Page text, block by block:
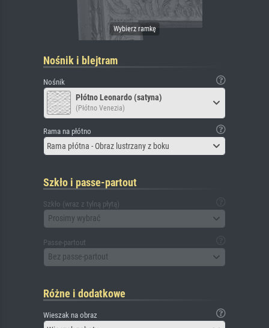
Nośnik i blejtram
Nośnik
Płótno Leonardo (satyna)
(Płótno Venezia)
Rama na płótno
Rama płótna - Obraz lustrzany z boku
Szkło i passe-partout
Szkło (wraz z tylną płytą)
Prosimy wybrać
Passe-partout
Bez passe-partout
Różne i dodatkowe
Wieszak na obraz